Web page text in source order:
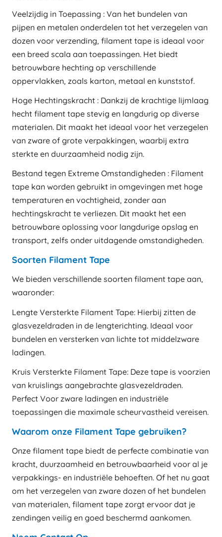
Veelzijdig in Toepassing : Van het bundelen van
pijpen en metalen onderdelen tot het verzegelen van
dozen voor verzending, filament tape is ideaal voor
een breed scala aan toepassingen. Het biedt
betrouwbare hechting op verschillende
oppervlakken, zoals karton, metaal en kunststof.
Hoge Hechtingskracht : Dankzij de krachtige lijmlaag
hecht filament tape stevig en langdurig op diverse
materialen. Dit maakt het ideaal voor het verzegelen
van zware of grote verpakkingen, waarbij extra
sterkte en duurzaamheid nodig zijn.
Bestand tegen Extreme Omstandigheden : Filament
tape kan worden gebruikt in omgevingen met hoge
temperaturen en vochtigheid, zonder aan
hechtingskracht te verliezen. Dit maakt het een
betrouwbare oplossing voor langdurige opslag en
transport, zelfs onder uitdagende omstandigheden.
Soorten Filament Tape
We bieden verschillende soorten filament tape aan,
waaronder:
Lengte Versterkte Filament Tape: Hierbij zitten de
glasvezeldraden in de lengterichting. Ideaal voor
bundelen en versterken van lichte tot middelzware
ladingen.
Kruis Versterkte Filament Tape: Deze tape is voorzien
van kruislings aangebrachte glasvezeldraden.
Perfect Voor zware ladingen en industriële
toepassingen die maximale scheurvastheid vereisen.
Waarom onze Filament Tape gebruiken?
Onze filament tape biedt de perfecte combinatie van
kracht, duurzaamheid en betrouwbaarheid voor al je
verpakkings- en industriële behoeften. Of het nu gaat
om het verzegelen van zware dozen of het bundelen
van materialen, filament tape zorgt ervoor dat je
zendingen veilig en goed beschermd aankomen.